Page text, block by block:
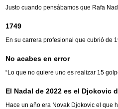
Justo cuando pensábamos que Rafa
1749
En su carrera profesional que cubrió de
No acabes en error
“Lo que no quiere uno es realizar 15
El Nadal de 2022 es el Djokovic
Hace un año era Novak Djokovic el que